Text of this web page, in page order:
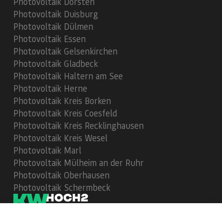
Photovoltaik Duisburg
Photovoltaik Dülmen
Photovoltaik Essen
Photovoltaik Gelsenkirchen
Photovoltaik Gladbeck
Photovoltaik Haltern am See
Photovoltaik Herne
Photovoltaik Kreis Borken
Photovoltaik Kreis Coesfeld
Photovoltaik Kreis Recklinghausen
Photovoltaik Kreis Wesel
Photovoltaik Marl
Photovoltaik Mülheim an der Ruhr
Photovoltaik Oberhausen
Photovoltaik Schermbeck